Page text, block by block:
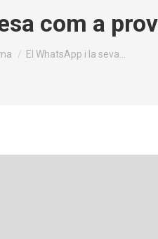
com a
El WhatsApp i la seva…